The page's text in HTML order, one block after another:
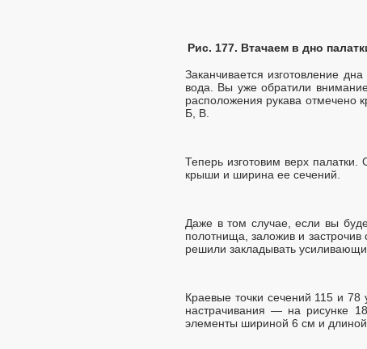
Рис. 177. Втачаем в дно
Заканчивается изготовление
вода. Вы уже обратили
расположения рукава отмечено
Б, В.
Теперь изготовим верх
крыши и ширина ее сечений.
Даже в том случае, если вы
полотнища, заложив и
решили закладывать
Краевые точки сечений 115 и
настрачивания — на рисунке
элементы шириной 6 см и длиной